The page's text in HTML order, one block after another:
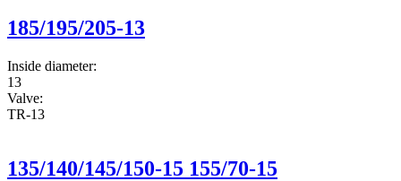
185/195/205-13
Inside diameter:
13
Valve:
TR-13
135/140/145/150-15 155/70-15